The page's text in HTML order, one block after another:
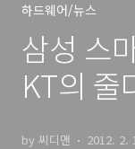
하드웨어/뉴스
삼성 스
KT의 줄
by 씨디맨 2012. 2.